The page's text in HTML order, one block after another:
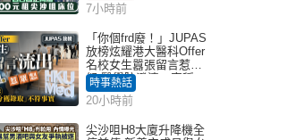
7小時前
「你個frd廢！」JUPAS
放榜炫耀港大醫科Offer
名校女生囂張留言惹眾
怒 醫學院澄清：宣稱
「40.5分獲錄取」不符事
實｜Juicy叮
時事熱話
20小時前
尖沙咀H8大廈升降機全